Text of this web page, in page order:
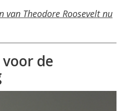
van Theodore Roosevelt nu
voor de